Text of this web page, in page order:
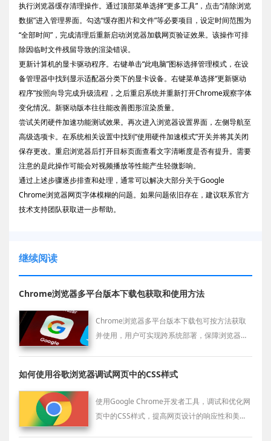
执行浏览器缓存清理操作。通过顶部菜单选择“更多工具”，点击“清除浏览
数据”进入管理界面。勾选“缓存图片和文件”等必要项目，设定时间范围为
“全部时间”，完成清理后重新启动浏览器加载网页验证效果。该操作可排
除因临时文件残留导致的渲染错误。
更新计算机的显卡驱动程序。右键单击“此电脑”图标选择管理模式，在设
备管理器中找到显示适配器分类下的显卡设备。右键菜单选择“更新驱动
程序”按照向导完成升级流程，之后重启系统并重新打开Chrome观察字体
变化情况。新驱动版本往往能改善图形渲染质量。
尝试关闭硬件加速功能测试效果。再次进入浏览器设置界面，左侧导航至
高级选项卡。在系统相关设置中找到“使用硬件加速模式”开关并将其关闭
保存更改。重启浏览器后打开目标页面查看文字清晰度是否有提升。需要
注意的是此操作可能会对视频播放等性能产生轻微影响。
通过上述步骤逐步排查和处理，通常可以解决大部分关于Google
Chrome浏览器网页字体模糊的问题。如果问题依旧存在，建议联系官方
技术支持团队获取进一步帮助。
继续阅读
Chrome浏览器多平台版本下载包获取和使用方法
Chrome浏览器多平台版本下载包可按方法获取
并使用，用户可实现跨系统部署，保障浏览器在
如何使用谷歌浏览器调试网页中的CSS样式
使用Google Chrome开发者工具，调试和优化网
页中的CSS样式，提高网页设计的响应性和美观